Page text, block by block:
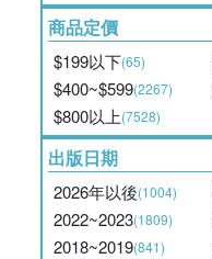
商品定價
$199以下(65)
$400~$599(2267)
$800以上(7528)
出版日期
2026年以後(1004)
2022~2023(1809)
2018~2019(841)